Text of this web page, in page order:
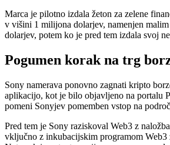
Marca je pilotno izdala žeton za zelene
v višini 1 milijona dolarjev, namenjen
dolarjev, potem ko je pred tem izdala svoj
Pogumen korak na trg
Sony namerava ponovno zagnati kripto
aplikacijo, kot je bilo objavljeno na portalu
pomeni Sonyjev pomemben vstop na
Pred tem je Sony raziskoval Web3 z
vključno z inkubacijskim programom Web3